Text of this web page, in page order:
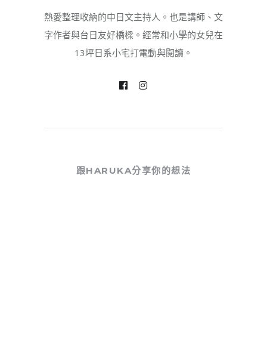
熱愛整理收納的中日文主持人。也是講師、文
字作者與台日友好橋樑。經常和小學的女兒在
13坪日系小宅打電動與閱讀。
跟HARUKA分享你的想法